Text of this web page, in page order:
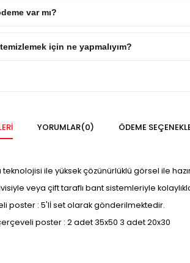
var mı?
için ne yapmalıyım?
YORUMLAR(0) ÖDEME
teknolojisi ile yüksek çözünürlüklü görsel ile
veya çift taraflı bant sistemleriyle
poster : 5'lİ set olarak gönderilmektedir.
poster : 2 adet 35x50 3 adet 20x30